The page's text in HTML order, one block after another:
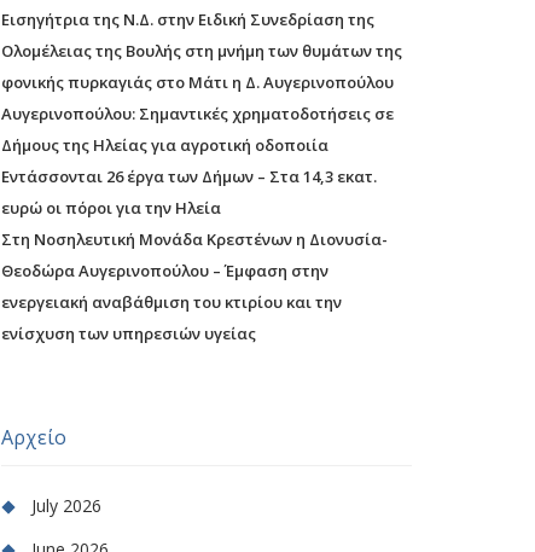
Εισηγήτρια της Ν.Δ. στην Ειδική Συνεδρίαση της
Ολομέλειας της Βουλής στη μνήμη των θυμάτων της
φονικής πυρκαγιάς στο Μάτι η Δ. Αυγερινοπούλου
Αυγερινοπούλου: Σημαντικές χρηματοδοτήσεις σε
Δήμους της Ηλείας για αγροτική οδοποιία
Εντάσσονται 26 έργα των Δήμων – Στα 14,3 εκατ.
ευρώ οι πόροι για την Ηλεία
Στη Νοσηλευτική Μονάδα Κρεστένων η Διονυσία-
Θεοδώρα Αυγερινοπούλου – Έμφαση στην
ενεργειακή αναβάθμιση του κτιρίου και την
ενίσχυση των υπηρεσιών υγείας
Αρχείο
July 2026